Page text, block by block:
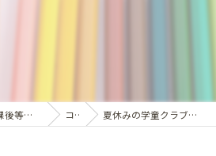
学童･児童発達支援/放課後等デイサービスはアイベックス早池峰 コラム 夏休みの学童クラブで楽しむ子供の活動とは